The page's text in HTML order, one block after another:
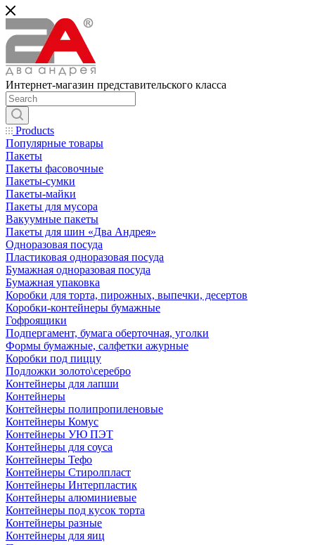
Интернет-магазин представительского класса
Products
Популярные товары
Пакеты
Пакеты фасовочные
Пакеты-сумки
Пакеты-майки
Пакеты для мусора
Вакуумные пакеты
Пакеты для шин «Два Андрея»
Одноразовая посуда
Пластиковая одноразовая посуда
Бумажная одноразовая посуда
Бумажная упаковка
Коробки для торта, пирожных, выпечки, десертов
Коробки-контейнеры бумажные
Гофроящики
Подпергамент, бумага оберточная, уголки
Формы бумажные, салфетки ажурные
Коробки под пиццу
Подложки золото\серебро
Контейнеры для лапши
Контейнеры
Контейнеры полипропиленовые
Контейнеры Комус
Контейнеры УЮ ПЭТ
Контейнеры для соуса
Контейнеры Тефо
Контейнеры Стиролпласт
Контейнеры Интерпластик
Контейнеры алюминиевые
Контейнеры под кусок торта
Контейнеры разные
Контейнеры для яиц